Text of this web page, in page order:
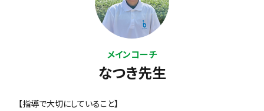
メインコーチ
なつき先生
【指導で大切にしていること】